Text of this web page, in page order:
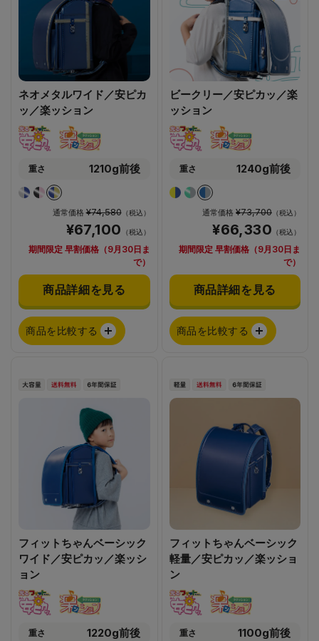
ネオメタルワイド／安ピカ
ッ／楽ッション
重さ 1210g前後
通常価格¥74,580（税込）
¥67,100 （税込）
期間限定 早割価格（9月30日ま
で）
商品詳細を見る
商品を比較する
ビークリー／安ピカッ／楽
ッション
重さ 1240g前後
通常価格 ¥73,700 （税込）
¥66,330 （税込）
期間限定 早割価格（9月30日ま
で）
商品詳細を見る
商品を比較する
フィットちゃんベーシック
ワイド／安ピカッ／楽ッシ
ョン
重さ 1220g前後
フィットちゃんベーシック
軽量／安ピカッ／楽ッショ
ン
重さ 1100g前後